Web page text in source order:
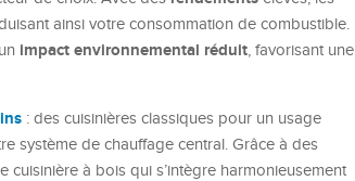
ainsi votre consommation de combustible.
impact environnemental réduit, favorisant une
: des cuisinières classiques pour un usage
système de chauffage central. Grâce à des
à bois qui s’intègre harmonieusement